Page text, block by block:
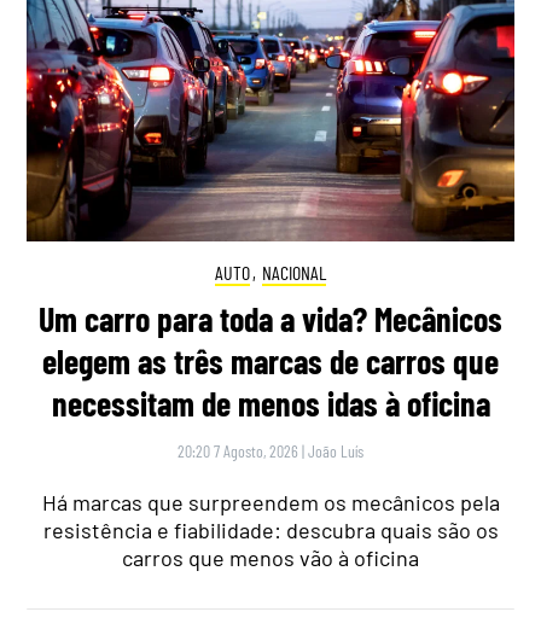
AUTO, NACIONAL
Um carro para toda a vida? Mecânicos
elegem as três marcas de carros que
necessitam de menos idas à oficina
20:20 7 Agosto, 2026 |João Luís
Há marcas que surpreendem os mecânicos pela
resistência e fiabilidade: descubra quais são os
carros que menos vão à oficina